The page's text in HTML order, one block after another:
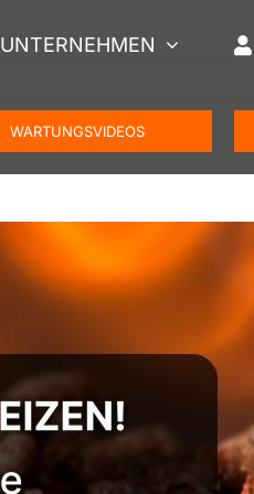
UNTERNEHMEN
WARTUNGSVIDEOS